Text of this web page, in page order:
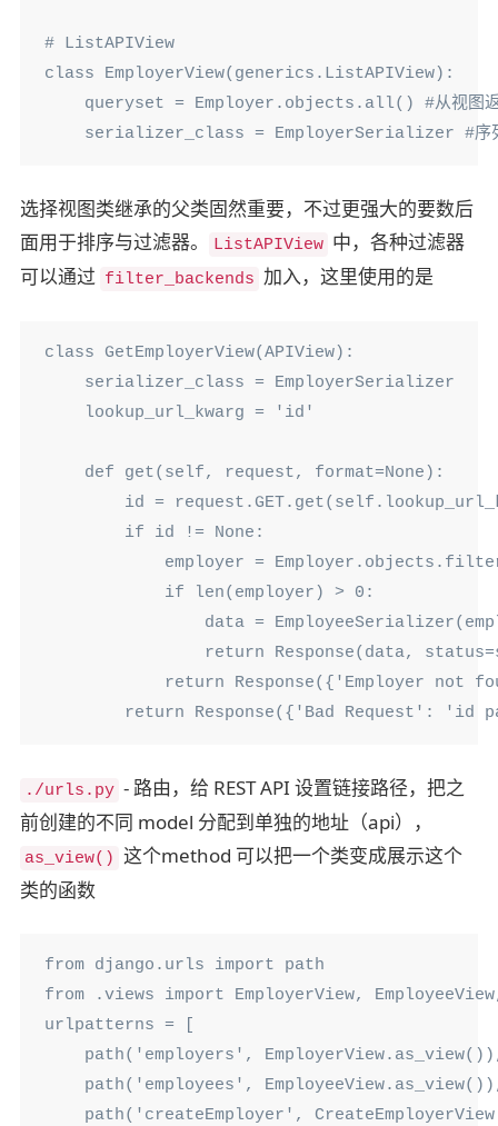
# ListAPIView
class EmployerView(generics.ListAPIView):
queryset = Employer.objects.all() #从视图返
serializer_class = EmployerSerializer #序
选择视图类继承的父类固然重要，不过更强大的要数后
面用于排序与过滤器。
ListAPIView 中，各种过滤器
可以通过 filter_backends 加入，这里使用的是
class GetEmployerView(APIView):
    serializer_class = EmployerSerializer
    lookup_url_kwarg = 'id'
    def get(self, request, format=None):
id =
        if id != None:
employer =
            if len(employer) > 0:
data =
return Response(data,
return Response({'Employer not
return Response({'Bad Request': 'id
./urls.py - 路由，给 REST API 设置链接路径，把之
前创建的不同 model 分配到单独的地址（api），
as_view() 这个method 可以把一个类变成展示这个
类的函数
from django.urls import path
from .views import EmployerView,
urlpatterns = [
path('employers',
path('employees',
path('createEmployer',